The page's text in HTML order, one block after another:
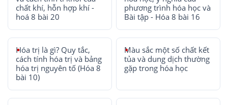
chất khí, hỗn hợp khí -
hoá 8 bài 20
phương trình hóa học và
Bài tập - Hóa 8 bài 16
Hóa trị là gì? Quy tắc,
cách tính hóa trị và bảng
hóa trị nguyên tố (Hóa 8
bài 10)
Màu sắc một số chất kết
tủa và dung dịch thường
gặp trong hóa học